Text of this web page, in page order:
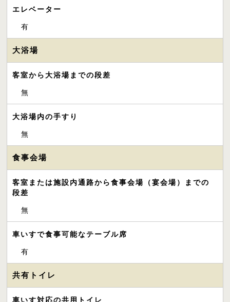
エレベーター
有
大浴場
客室から大浴場までの段差
無
大浴場内の手すり
無
食事会場
客室または施設内通路から食事会場（宴会場）までの
段差
無
車いすで食事可能なテーブル席
有
共有トイレ
車いす対応の共用トイレ